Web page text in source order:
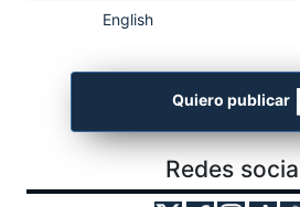
English
Quiero publicar
Redes